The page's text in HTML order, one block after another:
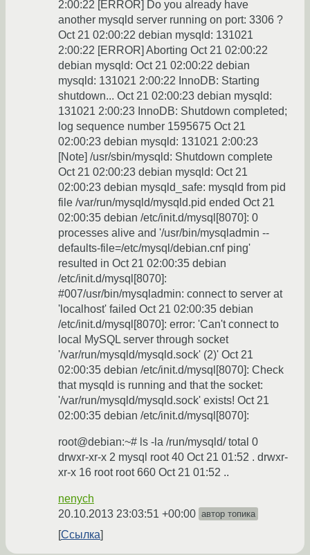
2:00:22 [ERROR] Do you already have
another mysqld server running on port: 3306 ?
Oct 21 02:00:22 debian mysqld: 131021
2:00:22 [ERROR] Aborting Oct 21 02:00:22
debian mysqld: Oct 21 02:00:22 debian
mysqld: 131021 2:00:22 InnoDB: Starting
shutdown... Oct 21 02:00:23 debian mysqld:
131021 2:00:23 InnoDB: Shutdown completed;
log sequence number 1595675 Oct 21
02:00:23 debian mysqld: 131021 2:00:23
[Note] /usr/sbin/mysqld: Shutdown complete
Oct 21 02:00:23 debian mysqld: Oct 21
02:00:23 debian mysqld_safe: mysqld from pid
file /var/run/mysqld/mysqld.pid ended Oct 21
02:00:35 debian /etc/init.d/mysql[8070]: 0
processes alive and '/usr/bin/mysqladmin --
defaults-file=/etc/mysql/debian.cnf ping'
resulted in Oct 21 02:00:35 debian
/etc/init.d/mysql[8070]:
#007/usr/bin/mysqladmin: connect to server at
'localhost' failed Oct 21 02:00:35 debian
/etc/init.d/mysql[8070]: error: 'Can't connect to
local MySQL server through socket
'/var/run/mysqld/mysqld.sock' (2)' Oct 21
02:00:35 debian /etc/init.d/mysql[8070]: Check
that mysqld is running and that the socket:
'/var/run/mysqld/mysqld.sock' exists! Oct 21
02:00:35 debian /etc/init.d/mysql[8070]:
root@debian:~# ls -la /run/mysqld/ total 0
drwxr-xr-x 2 mysql root 40 Oct 21 01:52 . drwxr-
xr-x 16 root root 660 Oct 21 01:52 ..
nenych
20.10.2013 23:03:51 +00:00 автор топика
Ссылка